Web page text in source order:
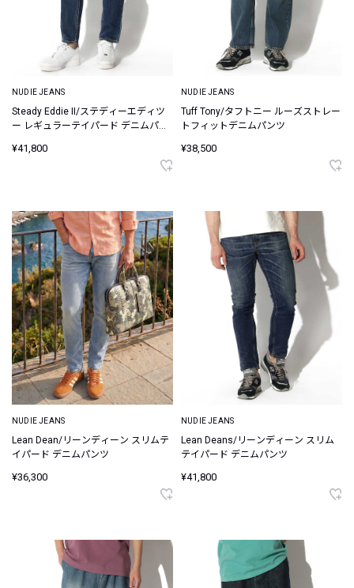
NUDIE JEANS
Steady Eddie II/ステディーエディツ
ー レギュラーテイパード デニムパン
¥41,800
NUDIE JEANS
Tuff Tony/タフトニー ルーズストレー
トフィットデニムパンツ
¥38,500
NUDIE JEANS
Lean Dean/リーンディーン スリムテ
イパード デニムパンツ
¥36,300
NUDIE JEANS
Lean Deans/リーンディーン スリム
テイパード デニムパンツ
¥41,800